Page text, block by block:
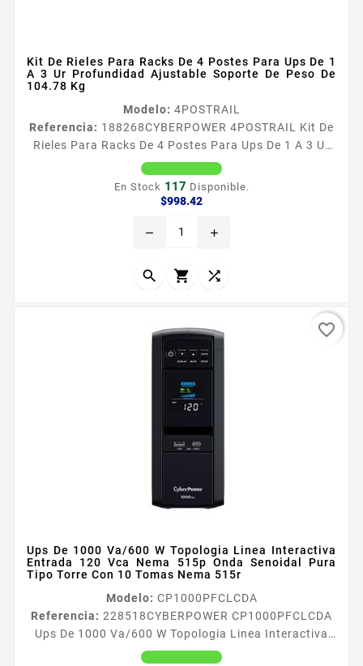
Kit De Rieles Para Racks De 4 Postes Para Ups De 1
A 3 Ur Profundidad Ajustable Soporte De Peso De
104.78 Kg
Modelo: 4POSTRAIL
Referencia: 188268CYBERPOWER 4POSTRAIL Kit De
Rieles Para Racks De 4 Postes Para Ups De 1 A 3 Ur
Profundidad Ajustable Soporte De Peso De 104.78 Kg
El kit de rieles para montaje en rack de 4 postes
CyberPower 4POSTRAIL proporciona una
1U 2U y 3U que pesen hasta 10478 Kg Los dos rieles
4699 a 7366 mm para...
En Stock 117 Disponible.
$998.42Precio
remove add
  
Ups De 1000 Va/600 W Topologia Linea Interactiva
Entrada 120 Vca Nema 515p Onda Senoidal Pura
Tipo Torre Con 10 Tomas Nema 515r
Modelo: CP1000PFCLCDA
Referencia: 228518CYBERPOWER CP1000PFCLCDA
Ups De 1000 Va/600 W Topologia Linea Interactiva
Entrada 120 Vca Nema 515p Onda Senoidal Pura
favorite_border